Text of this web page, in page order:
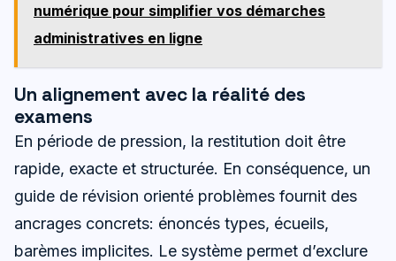
numérique pour simplifier vos démarches
administratives en ligne
Un alignement avec la réalité des
examens
En période de pression, la restitution doit être
rapide, exacte et structurée. En conséquence, un
guide de révision orienté problèmes fournit des
ancrages concrets: énoncés types, écueils,
barèmes implicites. Le système permet d’exclure